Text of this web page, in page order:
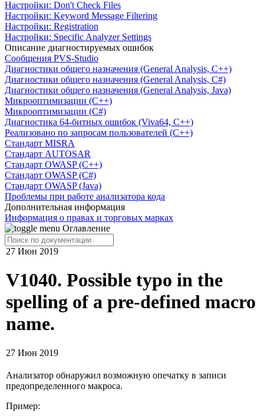
Настройки: Don't Check Files
Настройки: Keyword Message Filtering
Настройки: Registration
Настройки: Specific Analyzer Settings
Описание диагностируемых ошибок
Сообщения PVS-Studio
Диагностики общего назначения (General Analysis, C++)
Диагностики общего назначения (General Analysis, C#)
Диагностики общего назначения (General Analysis, Java)
Микрооптимизации (C++)
Микрооптимизации (C#)
Диагностика 64-битных ошибок (Viva64, C++)
Реализовано по запросам пользователей (C++)
Cтандарт MISRA
Стандарт AUTOSAR
Стандарт OWASP (C++)
Стандарт OWASP (C#)
Стандарт OWASP (Java)
Проблемы при работе анализатора кода
Дополнительная информация
Информация о правах и торговых марках
Оглавление
27 Июн 2019
V1040. Possible typo in the
spelling of a pre-defined macro
name.
27 Июн 2019
Анализатор обнаружил возможную опечатку в записи
предопределенного макроса.
Пример: